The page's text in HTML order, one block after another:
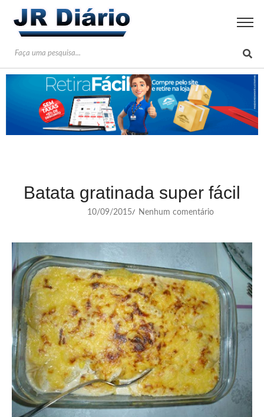
Batata gratinada super fácil
10/09/2015/ Nenhum comentário